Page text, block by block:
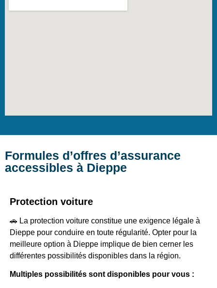
Formules d’offres d’assurance
accessibles à Dieppe
Protection voiture
🚗 La protection voiture constitue une exigence légale à
Dieppe pour conduire en toute régularité. Opter pour la
meilleure option à Dieppe implique de bien cerner les
différentes possibilités disponibles dans la région.
Multiples possibilités sont disponibles pour vous :